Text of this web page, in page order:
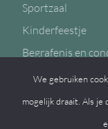
Sportzaal
Kinderfeestje
Begrafenis en
We gebruiken
mogelijk draait. Als je